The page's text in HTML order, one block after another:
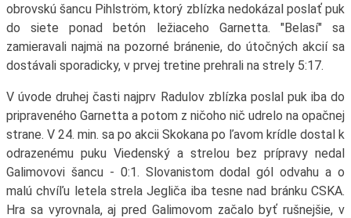
obrovskú šancu Pihlström, ktorý zblízka nedokázal poslať puk
do siete ponad betón ležiaceho Garnetta. "Belasí" sa
zamieravali najmä na pozorné bránenie, do útočných akcií sa
dostávali sporadicky, v prvej tretine prehrali na strely 5:17.
V úvode druhej časti najprv Radulov zblízka poslal puk iba do
pripraveného Garnetta a potom z ničoho nič udrelo na opačnej
strane. V 24. min. sa po akcii Skokana po ľavom krídle dostal k
odrazenému puku Viedenský a strelou bez prípravy nedal
Galimovovi šancu - 0:1. Slovanistom dodal gól odvahu a o
malú chvíľu letela strela Jegliča iba tesne nad bránku CSKA.
Hra sa vyrovnala, aj pred Galimovom začalo byť rušnejšie, v